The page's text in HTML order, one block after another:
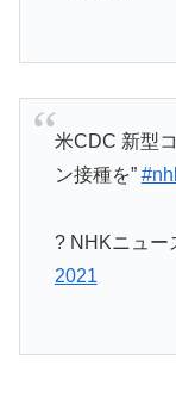
米CDC 新型
ン接種を”
? NHKニュー
2021